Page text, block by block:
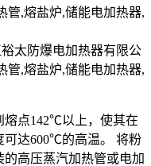
熔点142℃以上，使其在
可达600℃的高温。 将粉
高压蒸汽加热管或电加